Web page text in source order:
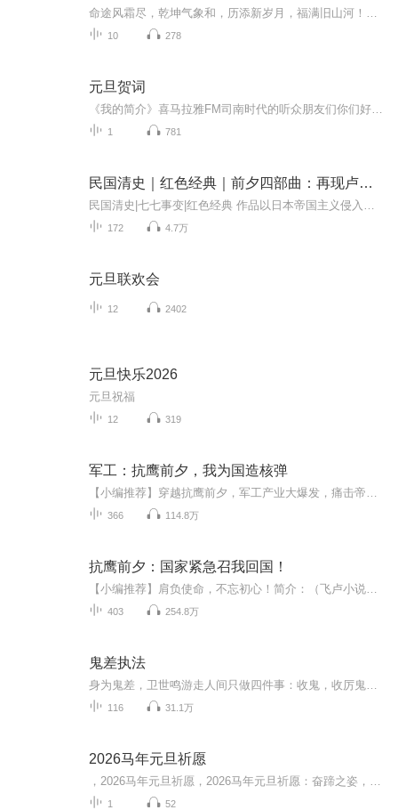
10 278
元旦贺词
1 781
民国清史｜红色经典｜前夕四部曲：再现卢沟桥事变前夕
172 4.7万
元旦联欢会
12 2402
元旦快乐2026
元旦祝福
12 319
军工：抗鹰前夕，我为国造核弹
366 114.8万
抗鹰前夕：国家紧急召我回国！
403 254.8万
鬼差执法
116 31.1万
2026马年元旦祈愿
1 52